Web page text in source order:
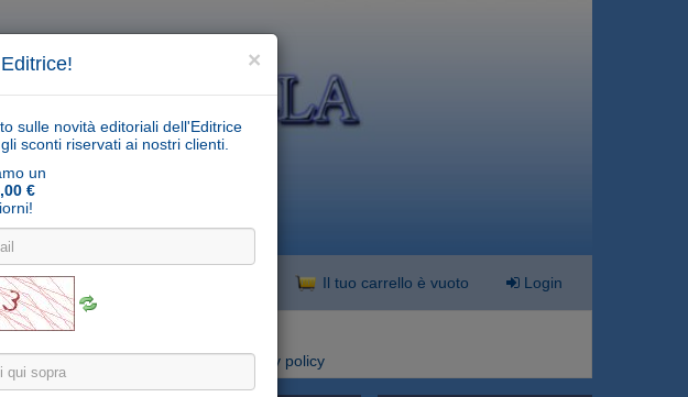
×
sulle novità editoriali dell'Editrice
sconti riservati ai nostri clienti.
un
€
Il tuo carrello è vuoto Login
Privacy policy